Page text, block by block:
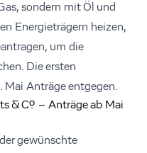
sondern mit Öl und
Energieträgern heizen,
um die
Die ersten
Mai Anträge entgegen.
gewünschte